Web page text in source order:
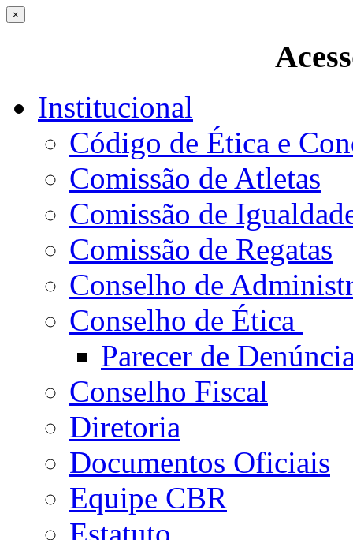
×
Institucional
Código de Ética e
Comissão de Atletas
Comissão de
Comissão de Regatas
Conselho de
Conselho de Ética
Parecer de
Conselho Fiscal
Diretoria
Documentos Oficiais
Equipe CBR